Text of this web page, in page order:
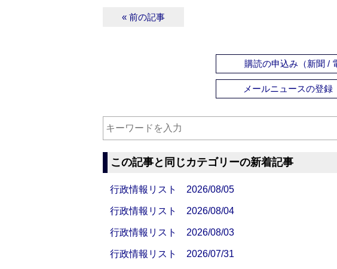
« 前の記事
購読の申込み（新聞 /
メールニュースの登録
この記事と同じカテゴリーの新着記事
行政情報リスト 2026/08/05
行政情報リスト 2026/08/04
行政情報リスト 2026/08/03
行政情報リスト 2026/07/31